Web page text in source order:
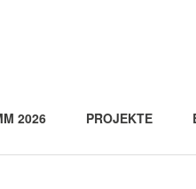
2026 PROJEKTE